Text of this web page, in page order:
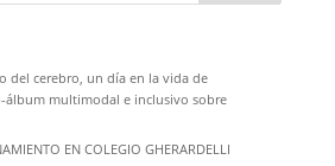
del cerebro, un día en la vida de
álbum multimodal e inclusivo sobre
EN COLEGIO GHERARDELLI